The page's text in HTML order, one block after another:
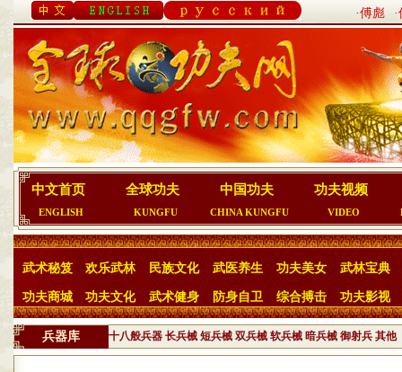
·傅彪
中文首页
ENGLISH
全球功夫
KUNGFU
中国功夫
CHINA KUNGFU
功夫视频
VIDEO
武术秘笈 欢乐武林 民族文化 武医养生 功夫美女 武林宝典
功夫商城 功夫文化 武术健身 防身自卫 综合搏击 功夫影视
兵器库 十八般兵器 长兵械 短兵械 双兵械 软兵械 暗兵械 御射兵 其他